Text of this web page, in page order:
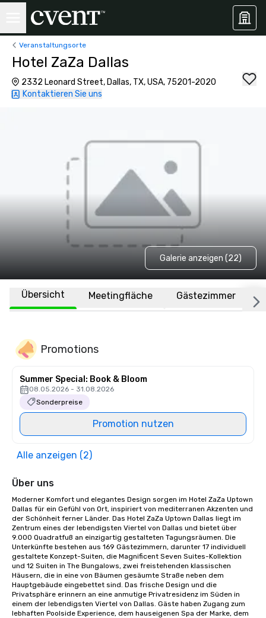
Veranstaltungsorte
Hotel ZaZa Dallas
2332 Leonard Street, Dallas, TX, USA, 75201-2020
Kontaktieren Sie uns
Galerie anzeigen (22)
Übersicht Meetingfläche Gästezimmer
Promotions
Summer Special: Book & Bloom
08.05.2026 - 31.08.2026
Sonderpreise
Promotion nutzen
Alle anzeigen (2)
Über uns
Moderner Komfort und elegantes Design sorgen im Hotel ZaZa Uptown
Dallas für ein Gefühl von Ort, inspiriert von mediterranen Akzenten und
der Schönheit ferner Länder. Das Hotel ZaZa Uptown Dallas liegt im
Zentrum eines der lebendigsten Viertel von Dallas und bietet über
9.000 Quadratfuß an einzigartig gestalteten Tagungsräumen. Die
Unterkünfte bestehen aus 169 Gästezimmern, darunter 17 individuell
gestaltete Konzept-Suiten, die Magnificent Seven Suites-Kollektion
und 12 Suiten in The Bungalows, zwei freistehenden klassischen
Häusern, die in eine von Bäumen gesäumte Straße neben dem
Hauptgebäude eingebettet sind. Das frische Design und die
Privatsphäre erinnern an eine anmutige Privatresidenz im Süden in
einem der lebendigsten Viertel von Dallas. Gäste haben Zugang zum
lebhaften Poolside Experience, dem hauseigenen Spa der Marke, dem